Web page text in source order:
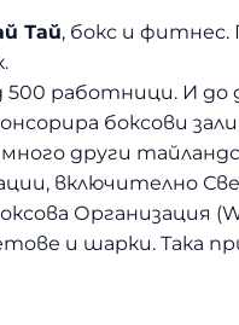
Тай, бокс и
500 работници. И
боксови
други
включително
Организация
и шарки. Така